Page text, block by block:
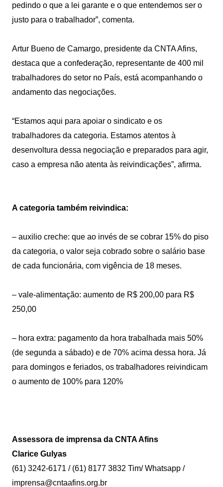
pedindo o que a lei garante e o que entendemos ser o
justo para o trabalhador”, comenta.
Artur Bueno de Camargo, presidente da CNTA Afins,
destaca que a confederação, representante de 400 mil
trabalhadores do setor no País, está acompanhando o
andamento das negociações.
“Estamos aqui para apoiar o sindicato e os
trabalhadores da categoria. Estamos atentos à
desenvoltura dessa negociação e preparados para agir,
caso a empresa não atenta às reivindicações”, afirma.
A categoria também reivindica:
– auxilio creche: que ao invés de se cobrar 15% do piso
da categoria, o valor seja cobrado sobre o salário base
de cada funcionária, com vigência de 18 meses.
– vale-alimentação: aumento de R$ 200,00 para R$
250,00
– hora extra: pagamento da hora trabalhada mais 50%
(de segunda a sábado) e de 70% acima dessa hora. Já
para domingos e feriados, os trabalhadores reivindicam
o aumento de 100% para 120%
Assessora de imprensa da CNTA Afins
Clarice Gulyas
(61) 3242-6171 / (61) 8177 3832 Tim/ Whatsapp /
imprensa@cntaafins.org.br